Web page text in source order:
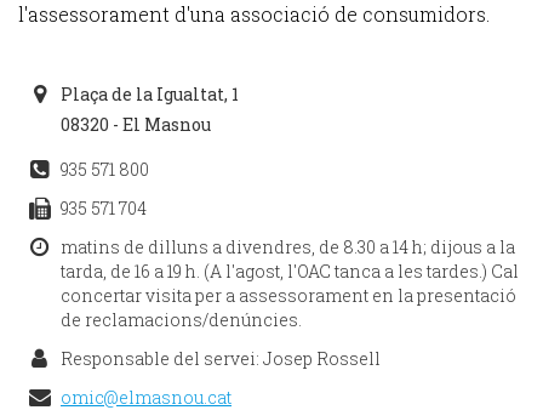
l'assessorament d'una associació de consumidors.
Plaça de la Igualtat, 1
08320 - El Masnou
935 571 800
935 571 704
matins de dilluns a divendres, de 8.30 a 14 h; dijous a la
tarda, de 16 a 19 h. (A l'agost, l'OAC tanca a les tardes.) Cal
concertar visita per a assessorament en la presentació
de reclamacions/denúncies.
Responsable del servei: Josep Rossell
omic@elmasnou.cat